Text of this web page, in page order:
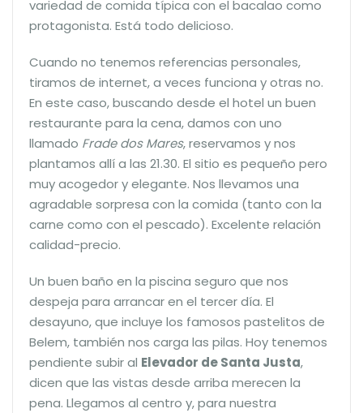
variedad de comida típica con el bacalao como
protagonista. Está todo delicioso.
Cuando no tenemos referencias personales,
tiramos de internet, a veces funciona y otras no.
En este caso, buscando desde el hotel un buen
restaurante para la cena, damos con uno
llamado Frade dos Mares, reservamos y nos
plantamos allí a las 21.30. El sitio es pequeño pero
muy acogedor y elegante. Nos llevamos una
agradable sorpresa con la comida (tanto con la
carne como con el pescado). Excelente relación
calidad-precio.
Un buen baño en la piscina seguro que nos
despeja para arrancar en el tercer día. El
desayuno, que incluye los famosos pastelitos de
Belem, también nos carga las pilas. Hoy tenemos
pendiente subir al Elevador de Santa Justa,
dicen que las vistas desde arriba merecen la
pena. Llegamos al centro y, para nuestra